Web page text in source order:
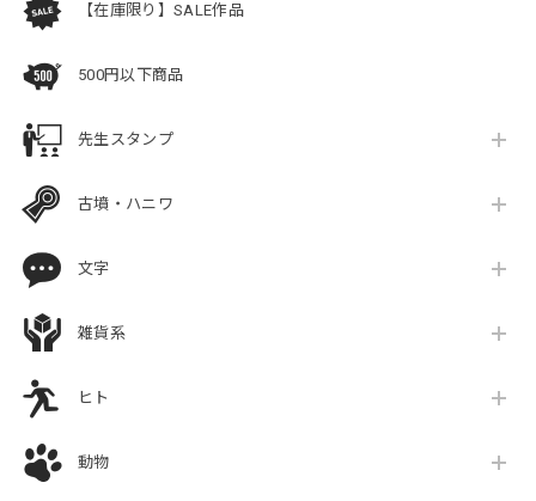
【在庫限り】SALE作品
500円以下商品
先生スタンプ
古墳・ハニワ
文字
雑貨系
ヒト
動物